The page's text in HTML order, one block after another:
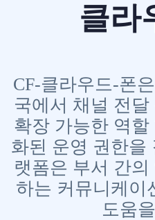
클라
CF-클라우드-폰
국에서 채널 전
확장 가능한 역
화된 운영 권한을
랫폼은 부서 간
하는 커뮤니케이
도움